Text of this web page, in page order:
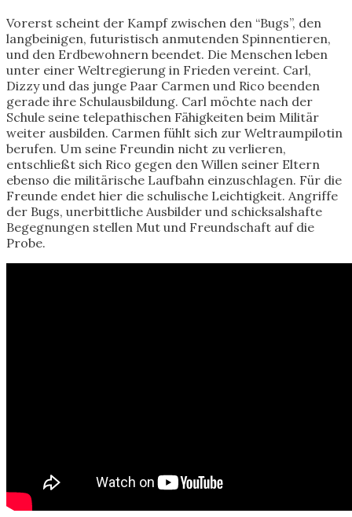
Vorerst scheint der Kampf zwischen den “Bugs”, den
langbeinigen, futuristisch anmutenden Spinnentieren,
und den Erdbewohnern beendet. Die Menschen leben
unter einer Weltregierung in Frieden vereint. Carl,
Dizzy und das junge Paar Carmen und Rico beenden
gerade ihre Schulausbildung. Carl möchte nach der
Schule seine telepathischen Fähigkeiten beim Militär
weiter ausbilden. Carmen fühlt sich zur Weltraumpilotin
berufen. Um seine Freundin nicht zu verlieren,
entschließt sich Rico gegen den Willen seiner Eltern
ebenso die militärische Laufbahn einzuschlagen. Für die
Freunde endet hier die schulische Leichtigkeit. Angriffe
der Bugs, unerbittliche Ausbilder und schicksalshafte
Begegnungen stellen Mut und Freundschaft auf die
Probe.